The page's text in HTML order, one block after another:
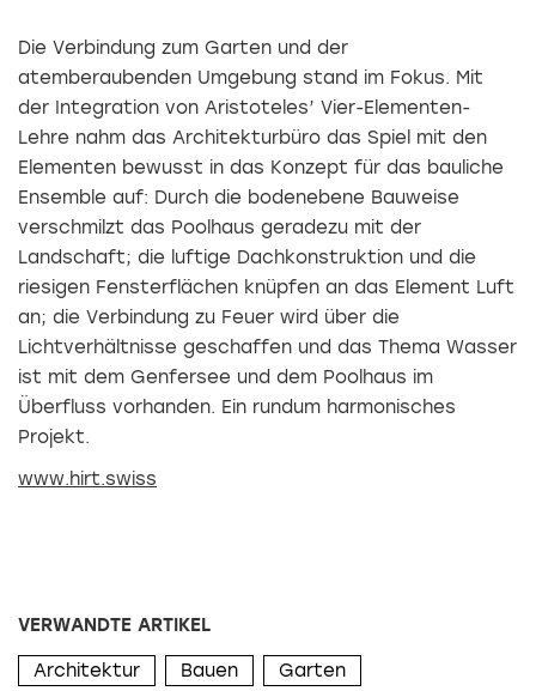
Die Verbindung zum Garten und der
atemberaubenden Umgebung stand im Fokus. Mit
der Integration von Aristoteles’ Vier-Elementen-
Lehre nahm das Architekturbüro das Spiel mit den
Elementen bewusst in das Konzept für das bauliche
Ensemble auf: Durch die bodenebene Bauweise
verschmilzt das Poolhaus geradezu mit der
Landschaft; die luftige Dachkonstruktion und die
riesigen Fensterflächen knüpfen an das Element Luft
an; die Verbindung zu Feuer wird über die
Lichtverhältnisse geschaffen und das Thema Wasser
ist mit dem Genfersee und dem Poolhaus im
Überfluss vorhanden. Ein rundum harmonisches
Projekt.
www.hirt.swiss
VERWANDTE ARTIKEL
Architektur Bauen Garten